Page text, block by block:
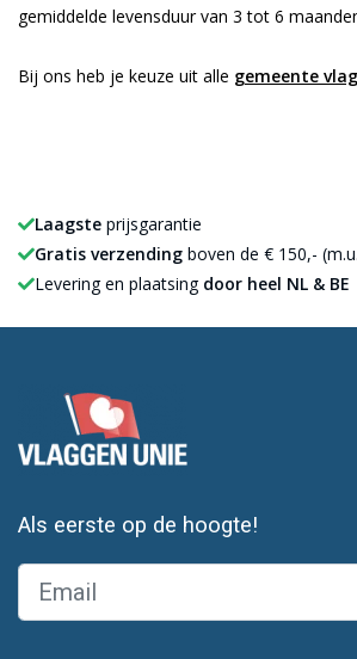
gemiddelde levensduur van 3 tot 6
Bij ons heb je keuze uit alle gemeente
Laagste prijsgarantie
Gratis verzending boven de € 150,-
Levering en plaatsing door heel NL & BE
Als eerste op de hoogte!